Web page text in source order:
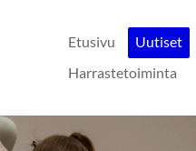
Etusivu Uutiset
Harrastetoiminta